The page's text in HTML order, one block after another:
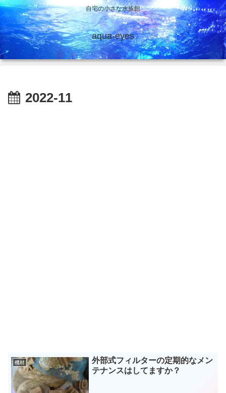
自宅の小さな水族館
aqua-eyes
2022-11
機材
外部式フィルターの定期的なメン
テナンスはしてますか？